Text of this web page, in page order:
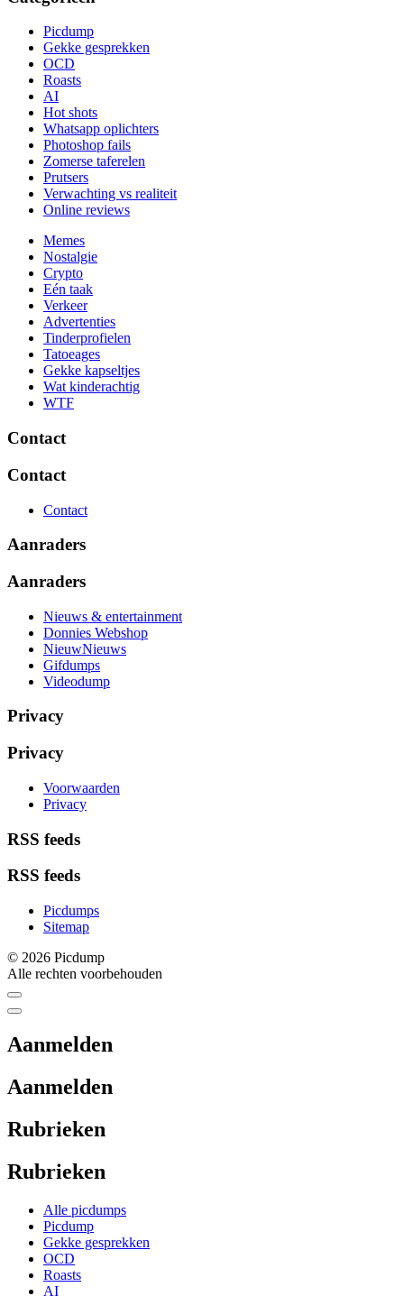
Picdump
Gekke gesprekken
OCD
Roasts
AI
Hot shots
Whatsapp oplichters
Photoshop fails
Zomerse taferelen
Prutsers
Verwachting vs realiteit
Online reviews
Memes
Nostalgie
Crypto
Eén taak
Verkeer
Advertenties
Tinderprofielen
Tatoeages
Gekke kapseltjes
Wat kinderachtig
WTF
Contact
Contact
Contact
Aanraders
Aanraders
Nieuws & entertainment
Donnies Webshop
NieuwNieuws
Gifdumps
Videodump
Privacy
Privacy
Voorwaarden
Privacy
RSS feeds
RSS feeds
Picdumps
Sitemap
© 2026 Picdump
Alle rechten voorbehouden
Aanmelden
Aanmelden
Rubrieken
Rubrieken
Alle picdumps
Picdump
Gekke gesprekken
OCD
Roasts
AI